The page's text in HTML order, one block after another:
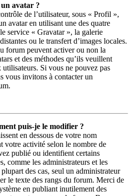
avatar ?
de l’utilisateur, sous « Profil »,
avatar en utilisant une des quatre
service « Gravatar », la galerie
ou le transfert d’images locales.
forum peuvent activer ou non la
et des méthodes qu’ils veuillent
Si vous ne pouvez pas
vous invitons à contacter un
puis-je le modifier ?
en dessous de votre nom
votre activité selon le nombre de
publié ou identifient certains
comme les administrateurs et les
des cas, seul un administrateur
le texte des rangs du forum. Merci de
en publiant inutilement des